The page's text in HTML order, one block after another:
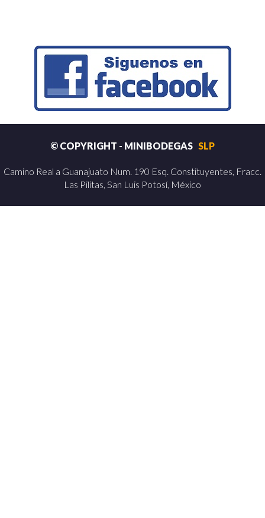
© COPYRIGHT - MINIBODEGAS SLP
Camino Real a Guanajuato Num. 190 Esq. Constituyentes, Fracc.
Las Pilitas, San Luis Potosí, México